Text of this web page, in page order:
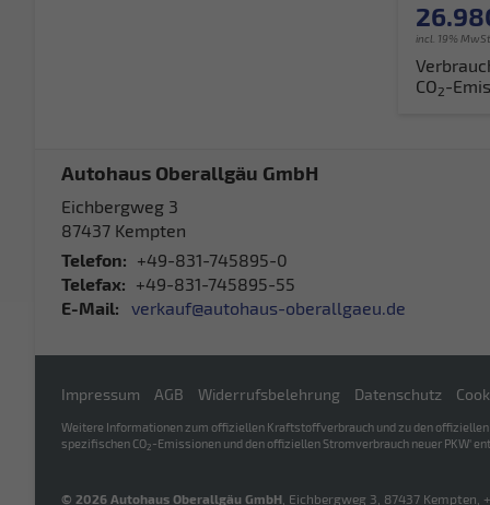
incl. 19%
CO2-
Autohaus Oberallgäu GmbH
Eichbergweg 3
87437 Kempten
Telefon: +49-831-745895-0
Telefax: +49-831-745895-55
E-Mail:
verkauf@autohaus-oberallgaeu.de
Impressum AGB Widerrufsbelehrung Datenschutz
Weitere Informationen zum offiziellen Kraftstoffverbrauch und zu den offiziellen
spezifischen CO2 -Emissionen und den offiziellen Stromverbrauch neuer PKW'
© 2026 Autohaus Oberallgäu GmbH Eichbergweg 3 87437 Kempten,